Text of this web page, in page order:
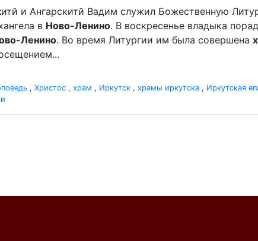
итй и Ангарскитй Вадим служил Божественную
в Ново-Ленино. В воскресенье владыка
Ленино. Во время Литургии им была совершена
, Христос , храм , Иркутск , храмы иркутска , Иркутская